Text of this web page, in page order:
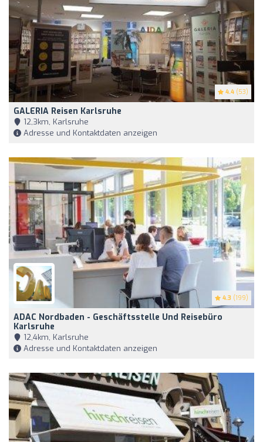
4.4 (53)
GALERIA Reisen Karlsruhe
12,3km, Karlsruhe
Adresse und Kontaktdaten anzeigen
4.3 (199)
ADAC Nordbaden - Geschäftsstelle Und Reisebüro
Karlsruhe
12,4km, Karlsruhe
Adresse und Kontaktdaten anzeigen